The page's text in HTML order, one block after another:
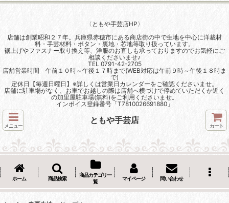
〈ともや手芸店HP〉
店舗は創業昭和２７年。兵庫県赤穂市にある商店街の中で生地を中心に洋裁材
料・手芸材料・ボタン・裏地・芯地等取り扱っています。
裾上げやファスナー取り換え等、洋服のお直しも承っておりますのでお気軽にご
相談くださいませ♪
TEL 0791-42-2705
店舗営業時間 午前１０時～午後１７時まで(WEB対応は午前９時～午後１８時ま
で)
定休日【毎週日曜日】※詳しくは営業日カレンダーをご確認くださいませ。
店舗に駐車場がなく、お車でお越しの際は店舗へ横づけで停めていただくか近く
の加里屋駐車場(無料)をご利用くださいませ。
インボイス登録番号「T7810026691880」
メニュー
ともや手芸店
カート
ホーム 商品検索
商品カテゴリ一
覧
マイページ 問い合わせ